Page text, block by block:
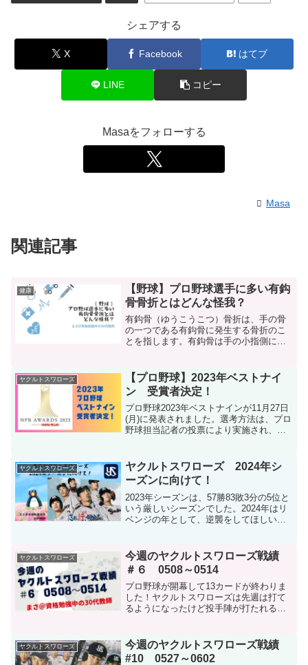
シェアする
X Facebook はてブ
LINE コピー
Masaをフォローする
Masa
関連記事
健康
【野球】プロ野球選手に多い有鈎
骨骨折とはどんな怪我？
有鈎骨（ゆうこうこつ）骨折は、手の骨
の一つである有鈎骨に発生する骨折のこ
とを指します。有鈎骨は手の小指側に位
は、「鈎（かぎ）」と呼ばれる突起が特
徴的です。この突起が、骨折...
ヤクルトスワローズ
【プロ野球】2023年ベストナイ
ン 受賞者決定！
プロ野球2023年ベストナインが11月27日
(月)に発表されました。選考方法は、プロ
野球担当記者の投票により実施され、
グが4人、パ・リーグが4人の計8人。最多
球団...
ヤクルトスワローズ
ヤクルトスワローズ 2024年シ
ーズンに向けて！
2023年シーズンは、57勝83敗3分の5位と
いう厳しいシーズンでした。2024年はリ
ベンジの年として、逆襲をしてほしいで
てまとめています。関連記事：東京ヤク
ルトスワロ...
ヤクルトスワローズ
今週のヤクルトスワローズ戦績
＃６ 0508～0514
プロ野球が開幕して13カードが終わりま
した！ヤクルトスワローズは先週は打て
るようになったけど投手陣が打たれるよ
リーグの順位表をまとめていきます。是
非、一緒に野球観戦し...
ヤクルトスワローズ
今週のヤクルトスワローズ戦績
#10 0527～0602